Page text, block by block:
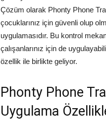
Çözüm olarak Phonty Phone
çocuklarınız için güvenli olup
uygulamasıdır. Bu kontrol
çalışanlarınız için de
özellik ile birlikte geliyor.
Phonty Phone
Uygulama